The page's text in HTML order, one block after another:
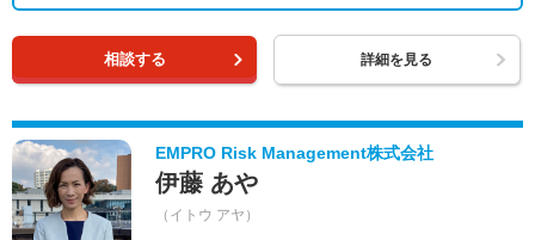
相談する 詳細を見る
EMPRO Risk Management株式会社
伊藤 あや
（イトウ アヤ）